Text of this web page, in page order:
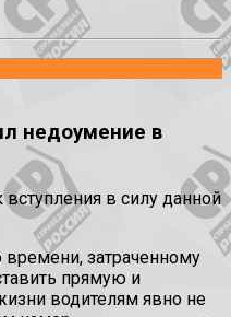
недоумение в
в силу данной
времени, затраченному
прямую и
водителям явно не